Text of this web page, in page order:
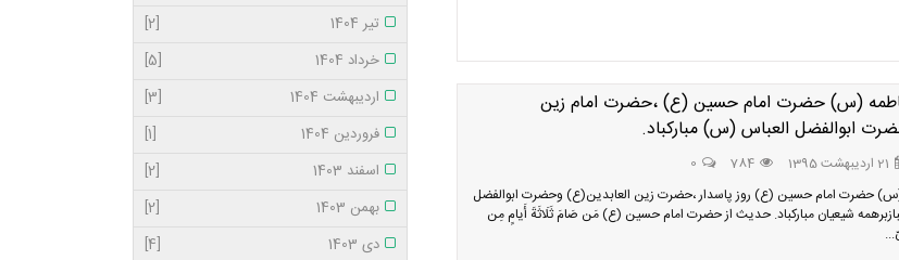
فاطمه (س) حضرت امام حسین (ع) ،حضرت امام زین
ابوالفضل العباس (س) مبارکباد.
21 اردیبهشت 1395 784
0
(س) حضرت امام حسین (ع) روز پاسدار ،حضرت زین العابدین(ع) وحضرت ابوالفضل
شیعیان مبارکباد. حدیث از حضرت امام حسین (ع) مَن صَامَ ثَلَاثَةَ أَیامٍ مِن
تیر 1404
[2]
خرداد 1404
[5]
اردیبهشت 1404
[3]
فروردین 1404
[1]
اسفند 1403
[2]
بهمن 1403
[2]
دی 1403
[4]